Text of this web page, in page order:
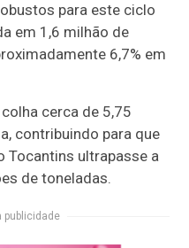
para este ciclo
em 1,6 milhão de
6,7% em
cerca de 5,75
contribuindo para que
Tocantins ultrapasse a
de toneladas.
publicidade